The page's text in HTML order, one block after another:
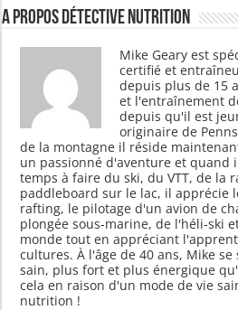
A propos Détective Nutrition
Mike Geary est
certifié et
depuis plus de 15
et l'entraînement
depuis qu'il est
originaire de
de la montagne il réside
un passionné d'aventure et quand
temps à faire du ski, du VTT, de la
paddleboard sur le lac, il apprécie
rafting, le pilotage d'un avion de
plongée sous-marine, de l'héli-ski
monde tout en appréciant
cultures. À l'âge de 40 ans, Mike
sain, plus fort et plus énergique
cela en raison d'un mode de vie
nutrition !